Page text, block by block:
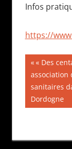
Infos
https://
de
« Des
association
sanitaires
Dordogne